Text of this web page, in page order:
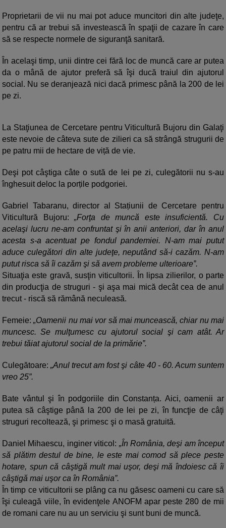
Proprietarii de vii nu mai pot aduce muncitori din alte judeţe,
pentru că ar trebui să investească în spaţii de cazare în care
să se respecte normele de siguranţă sanitară.
În acelaşi timp, unii dintre cei fără loc de muncă care ar putea
da o mână de ajutor preferă să îşi ducă traiul din ajutorul
social. Nu se deranjează nici dacă primesc până la 200 de lei
pe zi.
La Staţiunea de Cercetare pentru Viticultură Bujoru din Galaţi
este nevoie de câteva sute de zilieri ca să strângă strugurii de
pe patru mii de hectare de viță de vie.
Deşi pot câştiga câte o sută de lei pe zi, culegătorii nu s-au
înghesuit deloc la porțile podgoriei.
Gabriel Tabaranu, director al Stațiunii de Cercetare pentru
Viticultură Bujoru:Forţa de muncă este insuficientă. Cu
acelaşi lucru ne-am confruntat şi în anii anteriori, dar în anul
acesta s-a acentuat pe fondul pandemiei. N-am mai putut
aduce culegători din alte judeţe, neputând să-i cazăm. N-am
putut risca să îi cazăm şi să avem probleme ulterioare”.
Situaţia este gravă, susţin viticultorii. În lipsa zilierilor, o parte
din producţia de struguri - şi aşa mai mică decât cea de anul
trecut - riscă să rămână neculeasă.
Femeie:Oamenii nu mai vor să mai muncească, chiar nu mai
muncesc. Se mulţumesc cu ajutorul social şi cam atât. Ar
trebui tăiat ajutorul social de la primărie”.
Culegătoare: Anul trecut am fost şi câte 40 - 60. Acum suntem
vreo 25”.
Bate vântul şi în podgoriile din Constanța. Aici, oamenii ar
putea să câştige până la 200 de lei pe zi, în funcţie de câţi
struguri recoltează, şi primesc şi o masă gratuită.
Daniel Mihaescu, inginer viticol: În România, deşi am început
să plătim destul de bine, le este mai comod să plece peste
hotare, spun că câştigă mult mai uşor, deşi mă îndoiesc că îi
câştigă mai uşor ca în România”.
În timp ce viticultorii se plâng ca nu găsesc oameni cu care să
îşi culeagă viile, în evidenţele ANOFM apar peste 280 de mii
de romani care nu au un serviciu şi sunt buni de muncă.